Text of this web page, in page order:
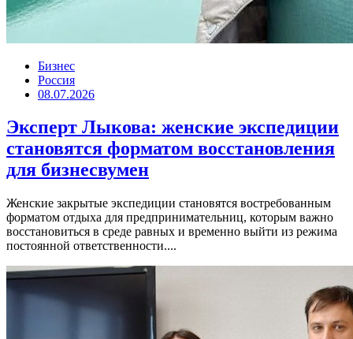
Бизнес
Россия
08.07.2026
Эксперт Лыкова: женские экспедиции
становятся форматом восстановления
для бизнесвумен
Женские закрытые экспедиции становятся востребованным
форматом отдыха для предпринимательниц, которым важно
восстановиться в среде равных и временно выйти из режима
постоянной ответственности....